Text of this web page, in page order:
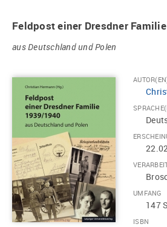
Feldpost einer Dresdner
aus Deutschland und Polen
UMFANG
147
ISBN